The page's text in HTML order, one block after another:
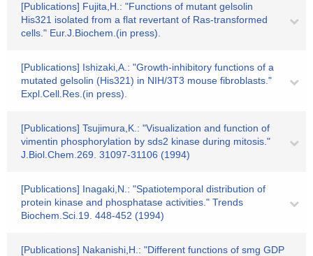
[Publications] Fujita,H.: "Functions of mutant gelsolin
His321 isolated from a flat revertant of Ras-transformed
cells." Eur.J.Biochem.(in press).
[Publications] Ishizaki,A.: "Growth-inhibitory functions of a
mutated gelsolin (His321) in NIH/3T3 mouse fibroblasts."
Expl.Cell.Res.(in press).
[Publications] Tsujimura,K.: "Visualization and function of
vimentin phosphorylation by sds2 kinase during mitosis."
J.Biol.Chem.269. 31097-31106 (1994)
[Publications] Inagaki,N.: "Spatiotemporal distribution of
protein kinase and phosphatase activities." Trends
Biochem.Sci.19. 448-452 (1994)
[Publications] Nakanishi,H.: "Different functions of smg GDP